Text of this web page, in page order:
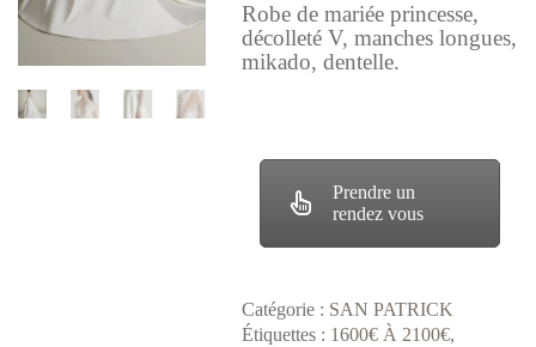
Robe de mariée princesse,
décolleté V, manches longues,
mikado, dentelle.
Prendre un
rendez vous
Catégorie : SAN PATRICK
Étiquettes : 1600€ À 2100€,